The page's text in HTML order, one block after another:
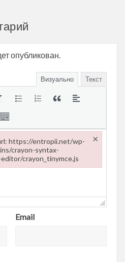
опубликован.
Визуально Текст
Email
https://entropii.net/wp-
crayon-syntax-
crayon_tinymce.js
×
https://entropii.net/wp-content/